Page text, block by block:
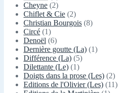
Cheyne (2)
Chiflet & Cie (2)
Christian Bourgois (8)
Circé (1)
Denoël (6)
Dernière goutte (La) (1)
Différence (La) (5)
Dilettante (Le) (1)
Doigts dans la prose (Les) (2)
Editions de l'Olivier (Les) (11)